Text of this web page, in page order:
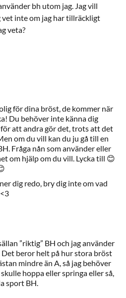
bh utom jag. Jag vill
vet inte om jag har tillräckligt
veta?
för dina bröst, de kommer när
Du behöver inte känna dig
att andra gör det, trots att det
om du vill kan du ju gå till en
Fråga nån som använder eller
om hjälp om du vill. Lycka till 😊
dig redo, bry dig inte om vad
”riktig” BH och jag använder
beror helt på hur stora bröst
mindre än A, så jag behöver
hoppa eller springa eller så,
sport BH.